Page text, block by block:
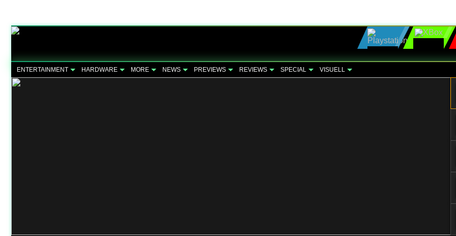
ENTERTAINMENT HARDWARE MORE NEWS PREVIEWS REVIEWS SPECIAL VISUELL